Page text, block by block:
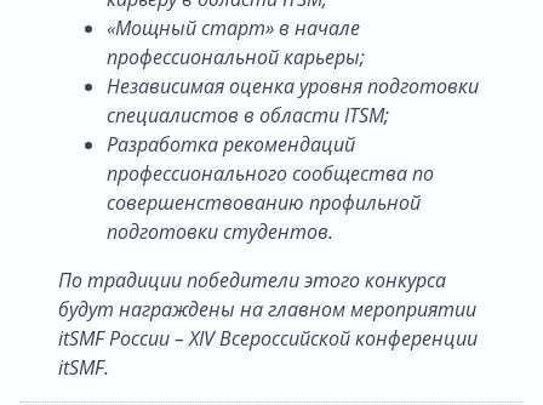
«Мощный старт» в начале
профессиональной карьеры;
Независимая оценка уровня подготовки
специалистов в области ITSM;
Разработка рекомендаций
профессионального сообщества по
совершенствованию профильной
подготовки студентов.
По традиции победители этого конкурса
будут награждены на главном мероприятии
itSMF России – XIV Всероссийской конференции
itSMF.